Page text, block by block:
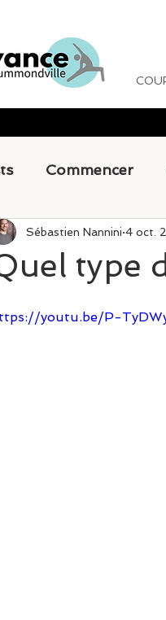
Commencer
type
Sébastien Nannini 4 oct.
youtu.be/P-